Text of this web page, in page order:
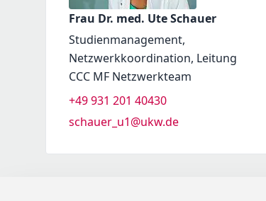
Frau Dr. med. Ute Schauer
Studienmanagement,
Netzwerkkoordination, Leitung
CCC MF Netzwerkteam
+49 931 201 40430
schauer_u1@ukw.de